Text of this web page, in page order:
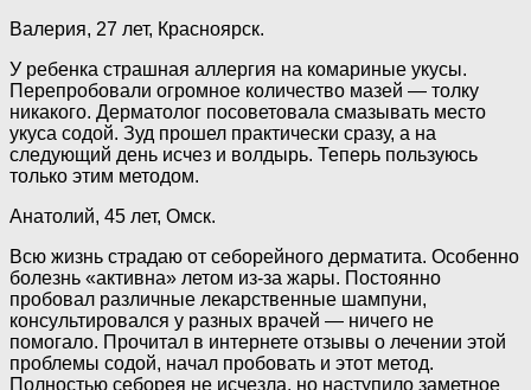
Валерия, 27 лет, Красноярск.
У ребенка страшная аллергия на комариные укусы.
Перепробовали огромное количество мазей — толку
никакого. Дерматолог посоветовала смазывать место
укуса содой. Зуд прошел практически сразу, а на
следующий день исчез и волдырь. Теперь пользуюсь
только этим методом.
Анатолий, 45 лет, Омск.
Всю жизнь страдаю от себорейного дерматита. Особенно
болезнь «активна» летом из-за жары. Постоянно
пробовал различные лекарственные шампуни,
консультировался у разных врачей — ничего не
помогало. Прочитал в интернете отзывы о лечении этой
проблемы содой, начал пробовать и этот метод.
Полностью себорея не исчезла, но наступило заметное